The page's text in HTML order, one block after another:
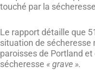
touché par la
Le rapport détaille que
situation de sécheresse
paroisses de Portland
sécheresse « grave ».